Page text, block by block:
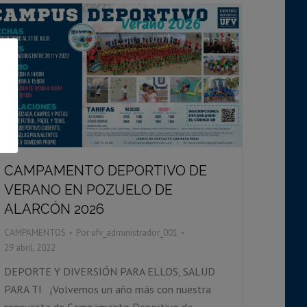
CAMPAMENTO DEPORTIVO DE
VERANO EN POZUELO DE
ALARCÓN 2026
CAMPAMENTOS Por ufv_administrador_001
29 abril, 2022
DEPORTE Y DIVERSIÓN PARA ELLOS, SALUD
PARA TI ¡Volvemos un año más con nuestra